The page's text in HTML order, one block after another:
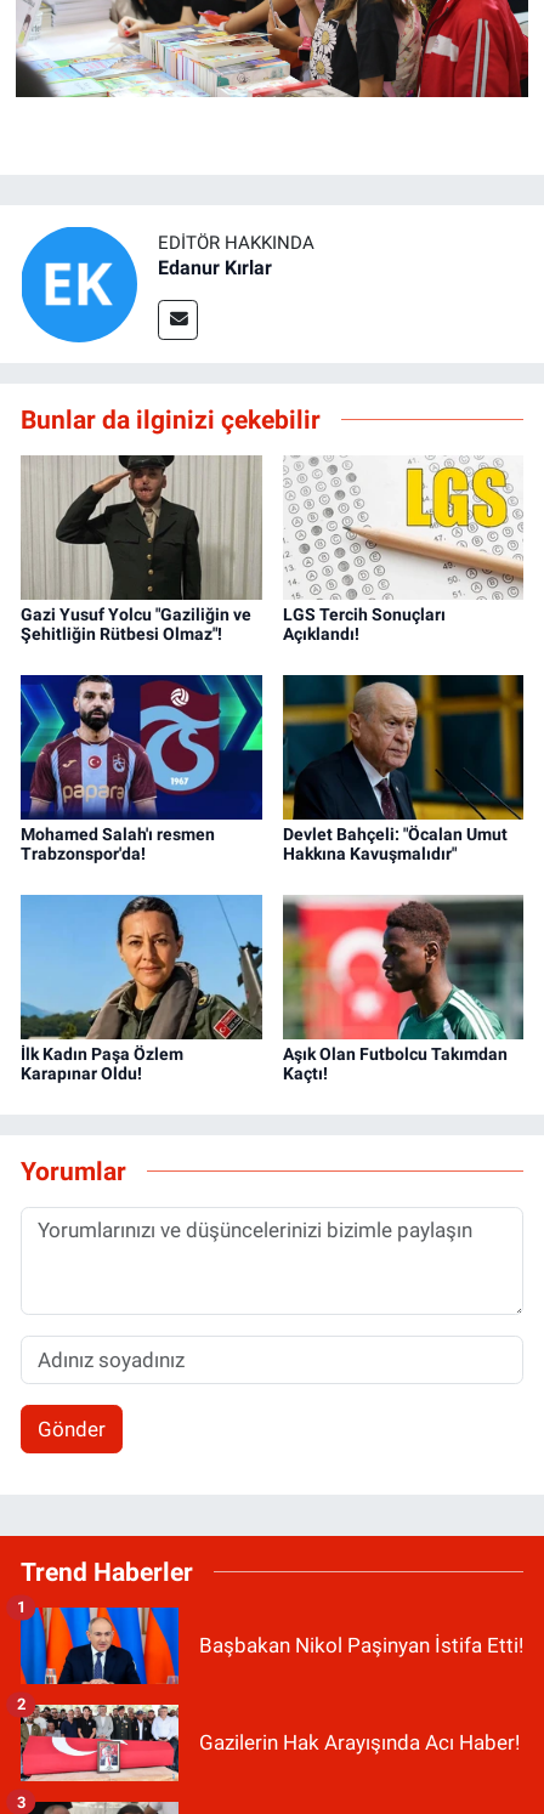
EDITÖR HAKKINDA
Edanur Kırlar
Bunlar da ilginizi çekebilir
Gazi Yusuf Yolcu "Gaziliğin ve
Şehitliğin Rütbesi Olmaz"!
LGS Tercih Sonuçları
Açıklandı!
Mohamed Salah'ı resmen
Trabzonspor'da!
Devlet Bahçeli: "Öcalan Umut
Hakkına Kavuşmalıdır"
İlk Kadın Paşa Özlem
Karapınar Oldu!
Aşık Olan Futbolcu Takımdan
Kaçtı!
Yorumlar
Gönder
Trend Haberler
Başbakan Nikol Paşinyan İstifa Etti!
1
Gazilerin Hak Arayışında Acı Haber!
2
3